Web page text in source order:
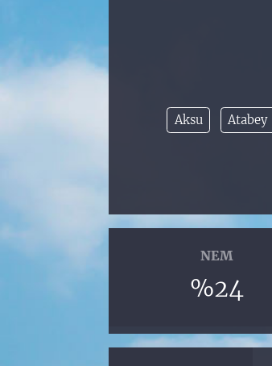
Aksu Atabey
NEM
%24